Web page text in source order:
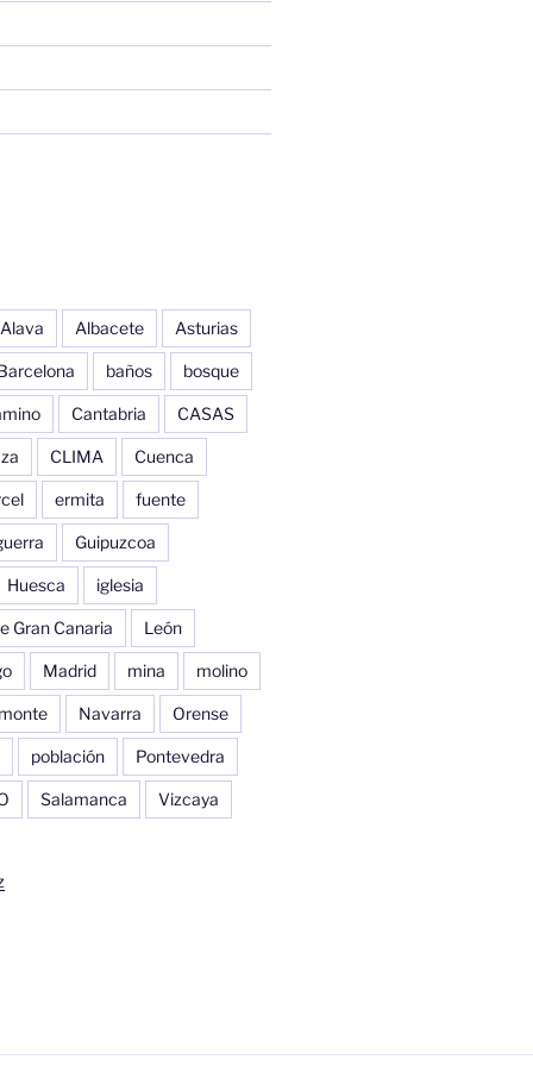
Alava Albacete Asturias
baños bosque
Cantabria CASAS
CLIMA Cuenca
ermita fuente
Guipuzcoa
Huesca iglesia
Gran Canaria León
Madrid mina molino
monte Navarra Orense
población Pontevedra
Salamanca Vizcaya